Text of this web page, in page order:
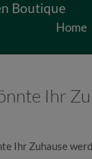
Home
Ihr